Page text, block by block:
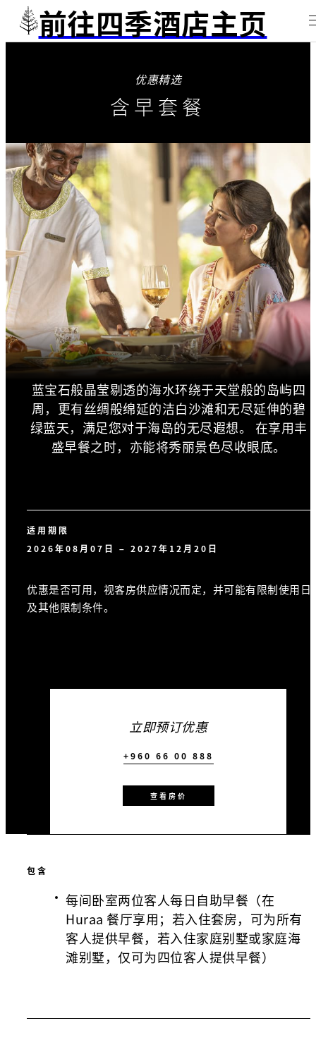
前往四季酒店主页
优惠精选
含早套餐
蓝宝石般晶莹剔透的海水环绕于天堂般的岛屿四
周，更有丝绸般绵延的洁白沙滩和无尽延伸的碧
绿蓝天，满足您对于海岛的无尽遐想。 在享用丰
盛早餐之时，亦能将秀丽景色尽收眼底。
适用期限
2026年08月07日 – 2027年12月20日
优惠是否可用，视客房供应情况而定，并可能有限制使用日
及其他限制条件。
立即预订优惠
+960 66 00 888
查看房价
包含
每间卧室两位客人每日自助早餐（在
Huraa 餐厅享用；若入住套房，可为所有
客人提供早餐，若入住家庭别墅或家庭海
滩别墅，仅可为四位客人提供早餐）